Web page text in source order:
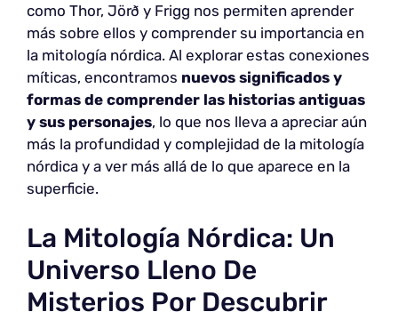
como Thor, Jörð y Frigg nos permiten aprender
más sobre ellos y comprender su importancia en
la mitología nórdica. Al explorar estas conexiones
míticas, encontramos nuevos significados y
formas de comprender las historias antiguas
y sus personajes, lo que nos lleva a apreciar aún
más la profundidad y complejidad de la mitología
nórdica y a ver más allá de lo que aparece en la
superficie.
La Mitología Nórdica: Un
Universo Lleno De
Misterios Por Descubrir